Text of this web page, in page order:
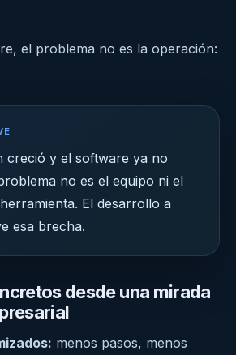
el problema no es la operación:
creció y el software ya no
no es el equipo ni el
El desarrollo a
esa brecha.
desde una mirada
menos pasos, menos